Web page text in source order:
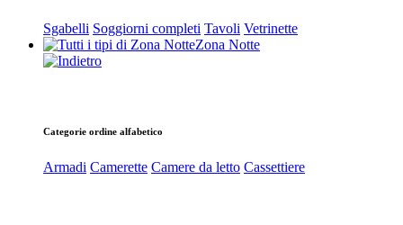
Sgabelli Soggiorni completi Tavoli Vetrinette
Zona Notte
Categorie ordine alfabetico
Armadi Camerette Camere da letto Cassettiere